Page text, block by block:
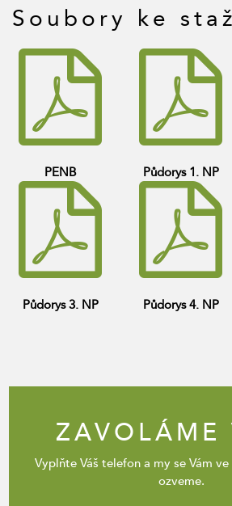
Soubory ke
PENB Půdorys 1. NP
Půdorys 3. NP Půdorys 4. NP
ZAVOLÁME
Vyplňte Váš telefon a my se Vám
ozveme.